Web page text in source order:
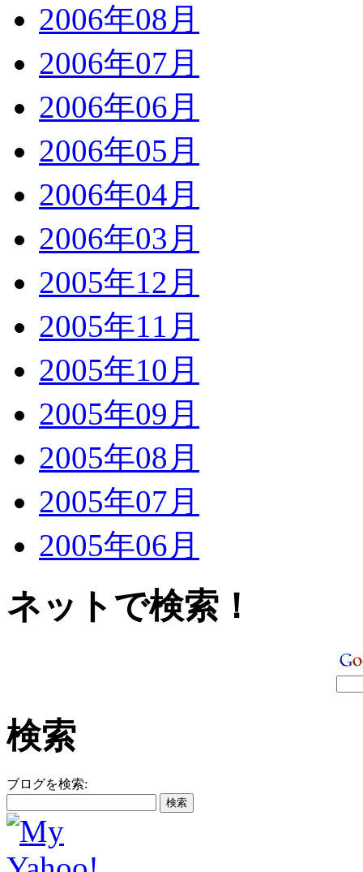
2006年08月
2006年07月
2006年06月
2006年05月
2006年04月
2006年03月
2005年12月
2005年11月
2005年10月
2005年09月
2005年08月
2005年07月
2005年06月
ネットで検索！
検索
ブログを検索: